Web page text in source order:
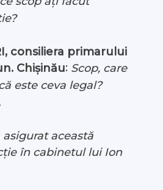
consiliera primarului
Chișinău: Scop, care
este ceva legal?
asigurat această
în cabinetul lui Ion